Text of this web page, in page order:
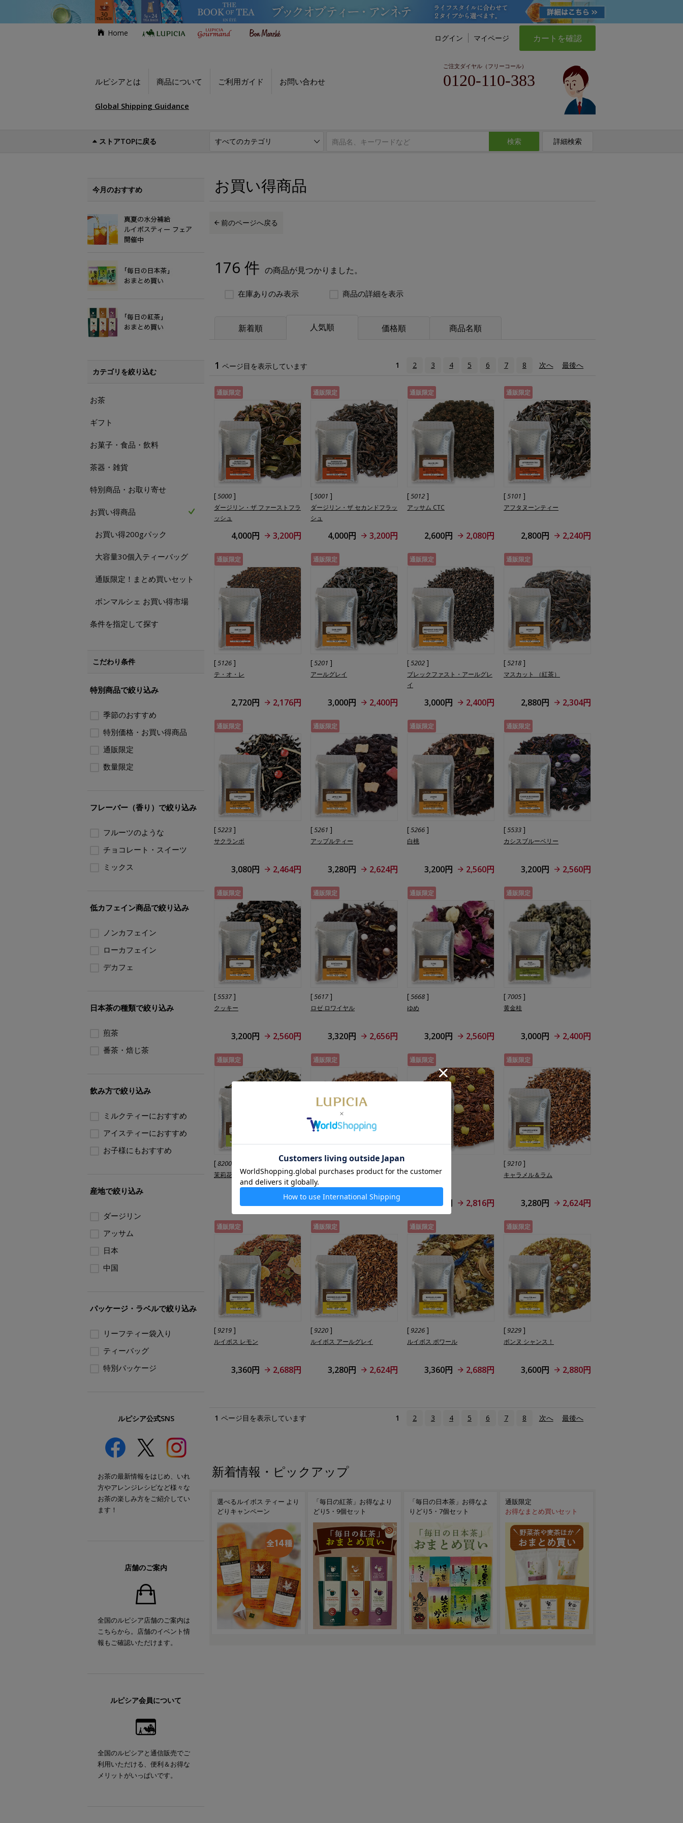
Home
ログイン マイページ カートを確認
ルピシアとは 商品について ご利用ガイド お問い合わせ
ご注文ダイヤル（フリーコール）
0120-110-383
Global Shipping Guidance
ストアTOPに戻る 検索 詳細検索
お買い得商品
前のページへ戻る
176 件 の商品が見つかりました。
在庫ありのみ表示 商品の詳細を表示
新着順 人気順 価格順 商品名順
1 ページ目を表示しています 1 2 3 4 5 6 7 8 次へ 最後へ
通販限定
[5000 ]
ダージリン・ザ ファーストフラ
ッシュ
4,000円 3,200円
通販限定
[5001 ]
ダージリン・ザ セカンドフラッ
シュ
4,000円 3,200円
通販限定
[5012 ]
アッサム CTC
2,600円 2,080円
通販限定
[5101 ]
アフタヌーンティー
2,800円 2,240円
通販限定
[5126 ]
テ・オ・レ
2,720円 2,176円
通販限定
[5201 ]
アールグレイ
3,000円 2,400円
通販限定
[5202 ]
ブレックファスト・アールグレ
イ
3,000円 2,400円
通販限定
[5218 ]
マスカット （紅茶）
2,880円 2,304円
通販限定
[5223 ]
サクランボ
3,080円 2,464円
通販限定
[5261 ]
アップルティー
3,280円 2,624円
通販限定
[5266 ]
白桃
3,200円 2,560円
通販限定
[5533 ]
カシスブルーベリー
3,200円 2,560円
通販限定
[5537 ]
クッキー
3,200円 2,560円
通販限定
[5617 ]
ロゼ ロワイヤル
3,320円 2,656円
通販限定
[5668 ]
ゆめ
3,200円 2,560円
通販限定
[ 7005 ]
黄金桂
3,000円 2,400円
通販限定
[8200
茉莉花茶
2,720円 2,176円
通販限定
[9000 ]
オーガニック ルイボス ナチュ
ラル
3,000円 2,400円
通販限定
ピッコロ
3,520円 2,816円
通販限定
[9210 ]
キャラメル＆ラム
3,280円 2,624円
通販限定
[9219 ]
ルイボス レモン
3,360円 2,688円
通販限定
[9220 ]
ルイボス アールグレイ
3,280円 2,624円
通販限定
[9226 ]
ルイボス ポワール
3,360円 2,688円
通販限定
[9229 ]
ボンヌ シャンス！
3,600円 2,880円
1 ページ目を表示しています 1 2 3 4 5 6 7 8 次へ 最後へ
新着情報・ピックアップ
選べるルイボス ティー より
どりキャンペーン
「毎日の紅茶」お得なより
どり5・9個セット
「毎日の日本茶」お得なよ
りどり5・7個セット
通販限定
お得なまとめ買いセット
今月のおすすめ
カテゴリを絞り込む
お茶
ギフト
お菓子・食品・飲料
茶器・雑貨
特別商品・お取り寄せ
お買い得商品
お買い得200gパック
大容量30個入ティーバッグ
通販限定！まとめ買いセット
ボンマルシェ お買い得市場
条件を指定して探す
こだわり条件
特別商品で絞り込み
季節のおすすめ
特別価格・お買い得商品
通販限定
数量限定
フレーバー（香り）で絞り込み
フルーツのような
チョコレート・スイーツ
ミックス
低カフェイン商品で絞り込み
ノンカフェイン
ローカフェイン
デカフェ
日本茶の種類で絞り込み
煎茶
番茶・焙じ茶
飲み方で絞り込み
ミルクティーにおすすめ
アイスティーにおすすめ
お子様にもおすすめ
産地で絞り込み
ダージリン
アッサム
日本
中国
パッケージ・ラベルで絞り込み
リーフティー袋入り
ティーバッグ
特別パッケージ
ルピシア公式SNS
お茶の最新情報をはじめ、いれ
方やアレンジレシピなど様々な
お茶の楽しみ方をご紹介してい
ます！
店舗のご案内
全国のルピシア店舗のご案内は
こちらから。店舗のイベント情
報もご確認いただけます。
ルピシア会員について
全国のルピシアと通信販売でご
利用いただける、便利＆お得な
メリットがいっぱいです。